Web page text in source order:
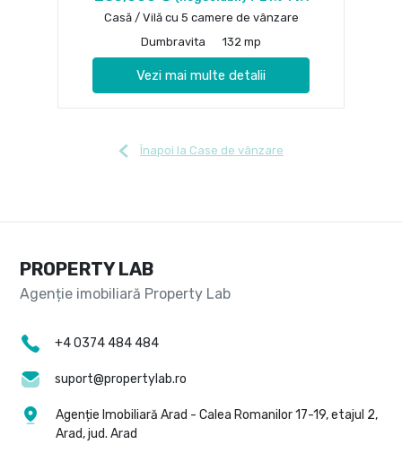
Casă / Vilă cu 5 camere de vânzare
Dumbravita
132 mp
Vezi mai multe detalii
Înapoi la Case de vânzare
PROPERTY LAB
+4 0374 484 484
suport@propertylab.ro
Agenție Imobiliară Arad - Calea Romanilor 17-19, etajul 2,
Arad, jud. Arad